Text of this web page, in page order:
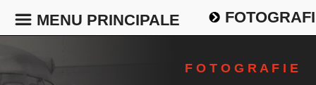
MENU PRINCIPALE
F O T O G R A F I E